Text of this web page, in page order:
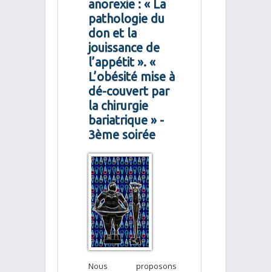
anorexie : « La
pathologie du
don et la
jouissance de
l’appétit ». «
L’obésité mise à
dé-couvert par
la chirurgie
bariatrique » -
3ème soirée
Nous proposons